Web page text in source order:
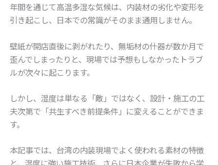
年間を通じて高温多湿な気候は、内装材の劣化や変形を
引き起こし、日本での常識がそのまま通用しません。
壁紙が開店直後に剥がれたり、無垢材の什器が数か月で
歪んでしまったりと、現場では予想もしなかったトラブ
ルが次々に起こります。
しかし、湿度は単なる「敵」ではなく、設計・施工の工
夫次第で「共生すべき前提条件」に変えることができま
す。
本記事では、台湾の内装現場でよく使われる素材の特徴